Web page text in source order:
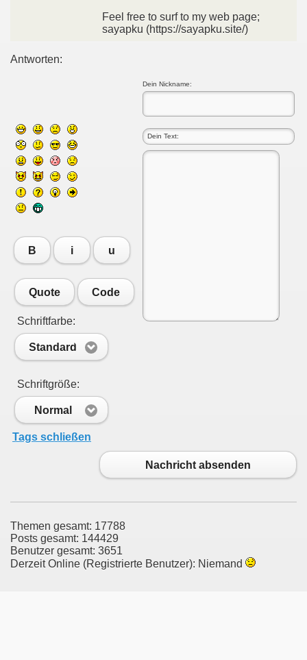
Feel free to surf to my web page;
sayapku (https://sayapku.site/)
Antworten:
Dein Nickname:
B i u
Quote Code
Schriftfarbe:
Standard
Schriftgröße:
Normal
Tags schließen
Nachricht absenden
Themen gesamt: 17788
Posts gesamt: 144429
Benutzer gesamt: 3651
Derzeit Online (Registrierte Benutzer): Niemand